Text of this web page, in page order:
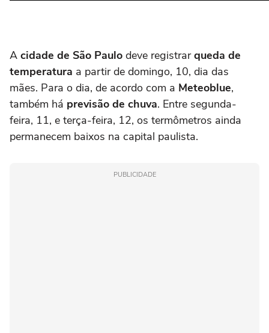
A cidade de São Paulo deve registrarqueda de
temperatura a partir de domingo, 10, dia das
mães. Para o dia, de acordo com a Meteoblue,
também há previsão de chuva. Entre segunda-
feira, 11, e terça-feira, 12, os termômetros ainda
permanecem baixos na capital paulista.
PUBLICIDADE